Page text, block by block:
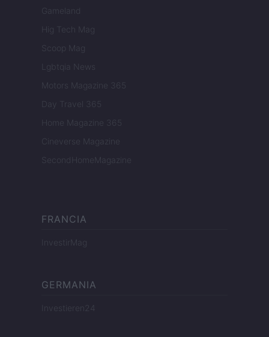
Gameland
Hig Tech Mag
Scoop Mag
Lgbtqia News
Motors Magazine 365
Day Travel 365
Home Magazine 365
Cineverse Magazine
SecondHomeMagazine
FRANCIA
InvestirMag
GERMANIA
Investieren24